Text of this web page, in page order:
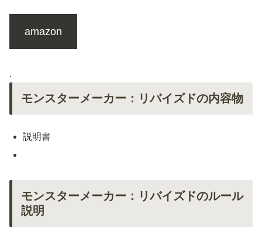
amazon
.
モンスターメーカー：リバイズドの内容物
説明書
モンスターメーカー：リバイズドのルール
説明